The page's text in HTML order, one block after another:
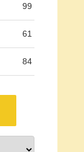
99
61
84